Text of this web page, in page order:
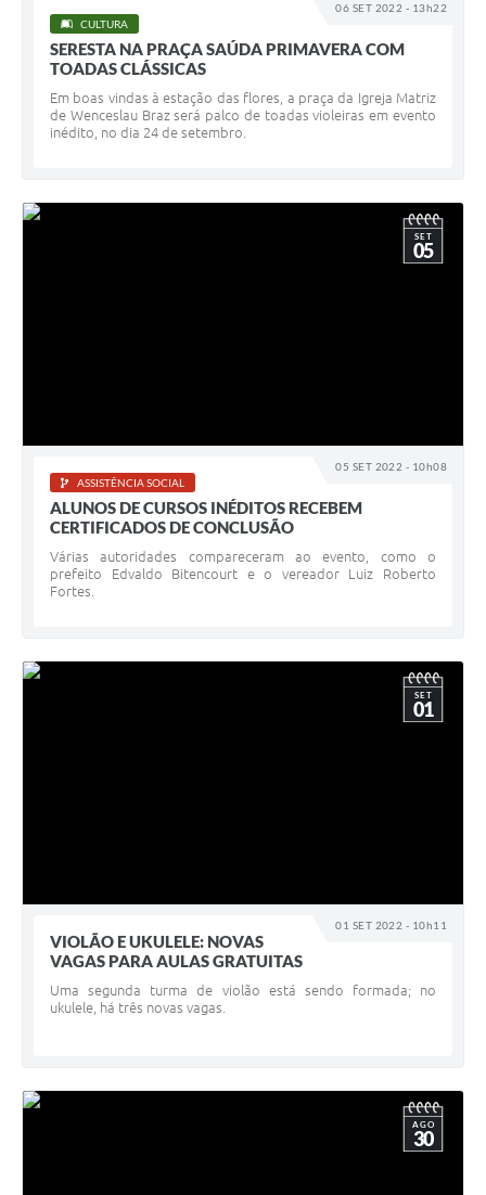
06 SET 2022 - 13h22
CULTURA
SERESTA NA PRAÇA SAÚDA PRIMAVERA COM
TOADAS CLÁSSICAS
Em boas vindas à estação das flores, a praça da Igreja Matriz
de Wenceslau Braz será palco de toadas violeiras em evento
inédito, no dia 24 de setembro.
05 SET 2022 - 10h08
SET
05
ASSISTÊNCIA SOCIAL
ALUNOS DE CURSOS INÉDITOS RECEBEM
CERTIFICADOS DE CONCLUSÃO
Várias autoridades compareceram ao evento, como o
prefeito Edvaldo Bitencourt e o vereador Luiz Roberto
Fortes.
01 SET 2022 - 10h11
SET
01
VIOLÃO E UKULELE: NOVAS
VAGAS PARA AULAS GRATUITAS
Uma segunda turma de violão está sendo formada; no
ukulele, há três novas vagas.
AGO
30